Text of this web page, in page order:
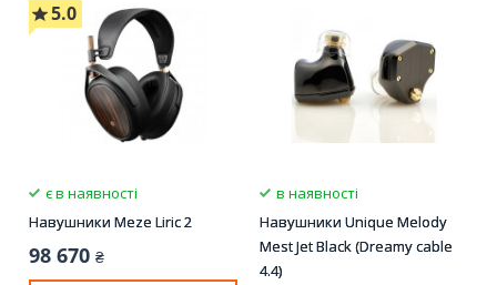
5.0
є в наявності
Навушники Meze Liric 2
98 670 ₴
в наявності
Навушники Unique Melody
Mest Jet Black (Dreamy cable
4.4)